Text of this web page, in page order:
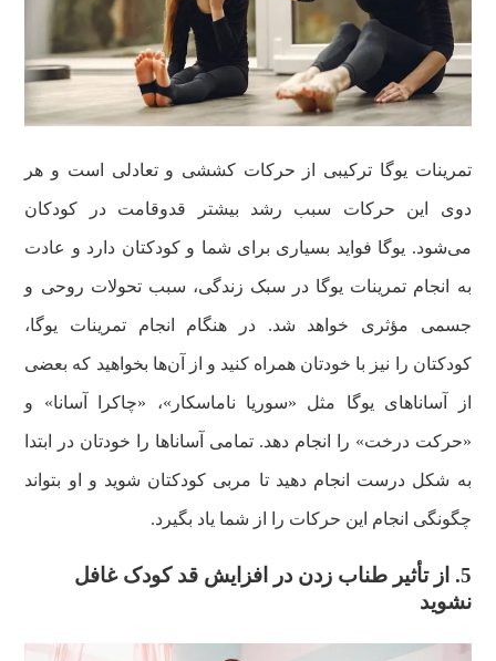
تمرینات یوگا ترکیبی از حرکات کششی و تعادلی است و هر
دوی این حرکات سبب رشد بیشتر قدوقامت در کودکان
می‌شود. یوگا فواید بسیاری برای شما و کودکتان دارد و عادت
به انجام تمرینات یوگا در سبک زندگی، سبب تحولات روحی و
جسمی مؤثری خواهد شد. در هنگام انجام تمرینات یوگا،
کودکتان را نیز با خودتان همراه کنید و از آن‌ها بخواهید که بعضی
از آساناهای یوگا مثل «سوریا ناماسکار»، «چاکرا آسانا» و
«حرکت درخت» را انجام دهد. تمامی آساناها را خودتان در ابتدا
به شکل درست انجام دهید تا مربی کودکتان شوید و او بتواند
چگونگی انجام این حرکات را از شما یاد بگیرد.
5. از تأثیر طناب زدن در افزایش قد کودک غافل
نشوید